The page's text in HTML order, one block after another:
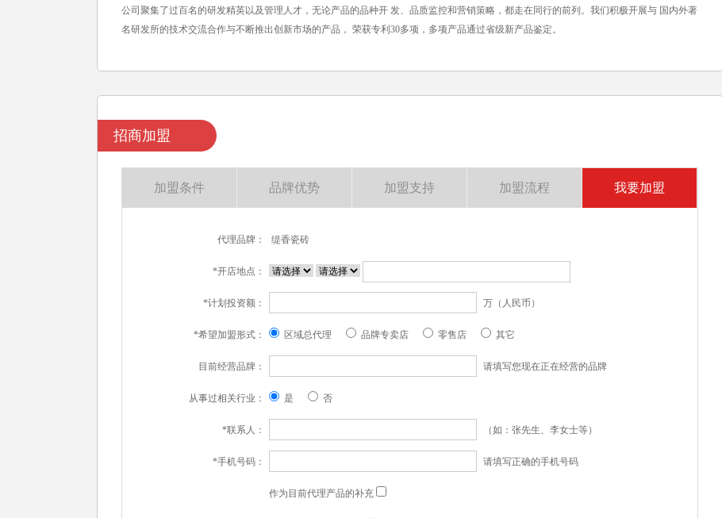
公司聚集了过百名的研发精英以及管理人才，无论产品的品种开 发、品质监控和营销策略，都走在同行的前列。我们积极开展与 国内外著
名研发所的技术交流合作与不断推出创新市场的产品， 荣获专利30多项，多项产品通过省级新产品鉴定。
招商加盟
加盟条件 品牌优势 加盟支持 加盟流程 我要加盟
代理品牌： 缇香瓷砖
*开店地点：
*计划投资额： 万（人民币）
*希望加盟形式： 区域总代理 品牌专卖店 零售店 其它
目前经营品牌： 请填写您现在正在经营的品牌
从事过相关行业： 是 否
*联系人： （如：张先生、李女士等）
*手机号码： 请填写正确的手机号码
作为目前代理产品的补充